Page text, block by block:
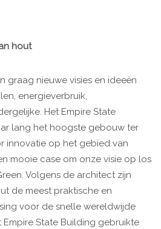
hout
graag nieuwe visies en ideeën
energieverbruik,
Het Empire State
lang het hoogste gebouw ter
innovatie op het gebied van
mooie case om onze visie op los
Volgens de architect zijn
de meest praktische en
voor de snelle wereldwijde
Empire State Building gebruikte